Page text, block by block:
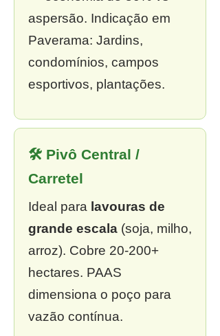
aspersão. Indicação em
Paverama: Jardins,
condomínios, campos
esportivos, plantações.
🛠 Pivô Central /
Carretel
Ideal para lavouras de
grande escala (soja, milho,
arroz). Cobre 20-200+
hectares. PAAS
dimensiona o poço para
vazão contínua.